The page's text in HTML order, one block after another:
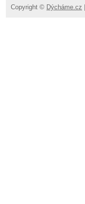
Copyright © Dýcháme.cz